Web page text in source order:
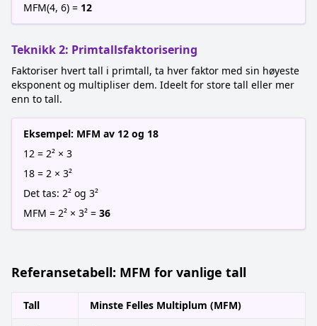
MFM(4, 6) = 12
Teknikk 2: Primtallsfaktorisering
Faktoriser hvert tall i primtall, ta hver faktor med sin høyeste
eksponent og multipliser dem. Ideelt for store tall eller mer
enn to tall.
Eksempel: MFM av 12 og 18
12 = 2² × 3
18 = 2 × 3²
Det tas: 2² og 3²
MFM = 2² × 3² = 36
Referansetabell: MFM for vanlige tall
Tall
Minste Felles Multiplum (MFM)